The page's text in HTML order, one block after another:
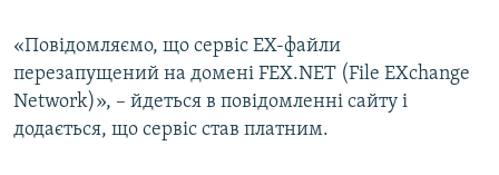
СПЕЦПРОЕКТИ
ДЕПОРТАЦІЯ
ВІДЕОУРОКИ «ELIFBE»
ЯК ОБІЙТИ БЛОКУВАННЯ
«Повідомляємо, що сервіс ЕХ-файли
перезапущений на домені FEX.NET (File EXchange
Network)», – йдеться в повідомленні сайту і
додається, що сервіс став платним.